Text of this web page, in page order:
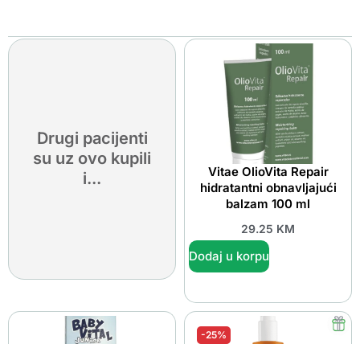
Drugi pacijenti
su uz ovo kupili
i...
Vitae OlioVita Repair
hidratantni obnavljajući
balzam 100 ml
29.25 KM
Dodaj u korpu
-25%